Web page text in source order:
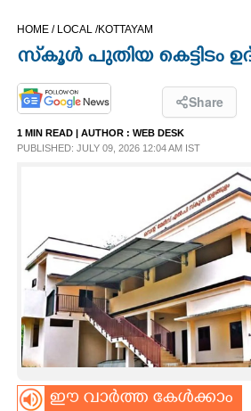
OPINION
PHOTOS
SPIRITUAL
INFO+
ART
ASTRO
HOME / LOCAL /KOTTAYAM
സ്‌കൂൾ പുതിയ കെട്ടിടം
Share
1 MIN READ | AUTHOR : WEB DESK
PUBLISHED: JULY 09, 2026 12:04 AM IST
ഈ വാർത്ത കേൾക്കാം